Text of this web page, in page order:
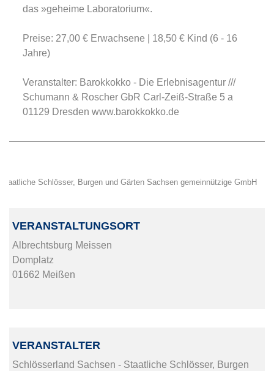
das »geheime Laboratorium«.
Preise: 27,00 € Erwachsene | 18,50 € Kind (6 - 16
Jahre)
Veranstalter: Barokkokko - Die Erlebnisagentur ///
Schumann & Roscher GbR Carl-Zeiß-Straße 5 a
01129 Dresden www.barokkokko.de
Staatliche Schlösser, Burgen und Gärten Sachsen gemeinnützige GmbH
VERANSTALTUNGSORT
Albrechtsburg Meissen
Domplatz
01662 Meißen
VERANSTALTER
Schlösserland Sachsen - Staatliche Schlösser, Burgen